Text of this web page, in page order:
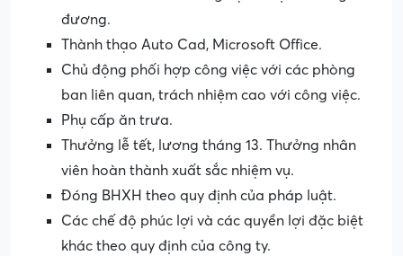
đương.
Thành thạo Auto Cad, Microsoft Office.
Chủ động phối hợp công việc với các phòng
ban liên quan, trách nhiệm cao với công việc.
Phụ cấp ăn trưa.
Thưởng lễ tết, lương tháng 13. Thưởng nhân
viên hoàn thành xuất sắc nhiệm vụ.
Đóng BHXH theo quy định của pháp luật.
Các chế độ phúc lợi và các quyền lợi đặc biệt
khác theo quy định của công ty.